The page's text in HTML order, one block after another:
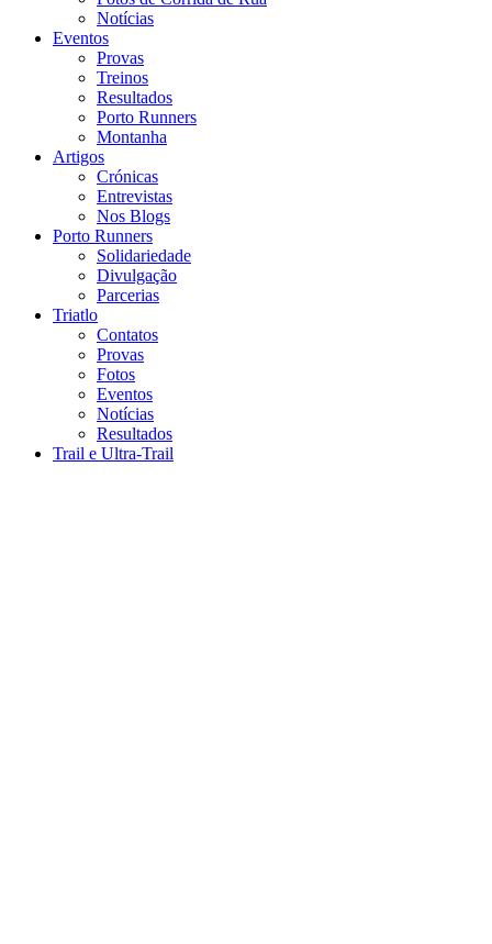
Notícias
Eventos
Provas
Treinos
Resultados
Porto Runners
Montanha
Artigos
Crónicas
Entrevistas
Nos Blogs
Porto Runners
Solidariedade
Divulgação
Parcerias
Triatlo
Contatos
Provas
Fotos
Eventos
Notícias
Resultados
Trail e Ultra-Trail